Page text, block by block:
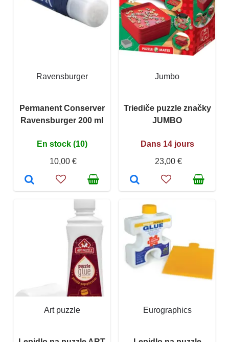
Ravensburger
Permanent Conserver
Ravensburger 200 ml
En stock (10)
10,00 €
Jumbo
Triediče puzzle značky
JUMBO
Dans 14 jours
23,00 €
Art puzzle Eurographics